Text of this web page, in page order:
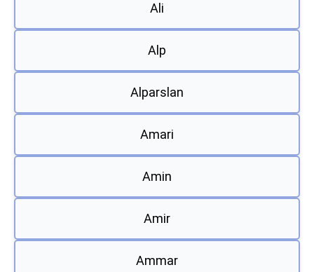
Ali
Alp
Alparslan
Amari
Amin
Amir
Ammar